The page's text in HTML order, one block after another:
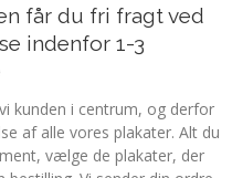
får du fri fragt ved
indenfor 1-3
kunden i centrum, og derfor
af alle vores plakater. Alt du
vælge de plakater, der